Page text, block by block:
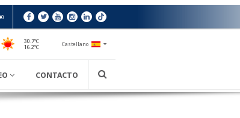
30.7ºC
16.2ºC
Castellano
CONTACTO